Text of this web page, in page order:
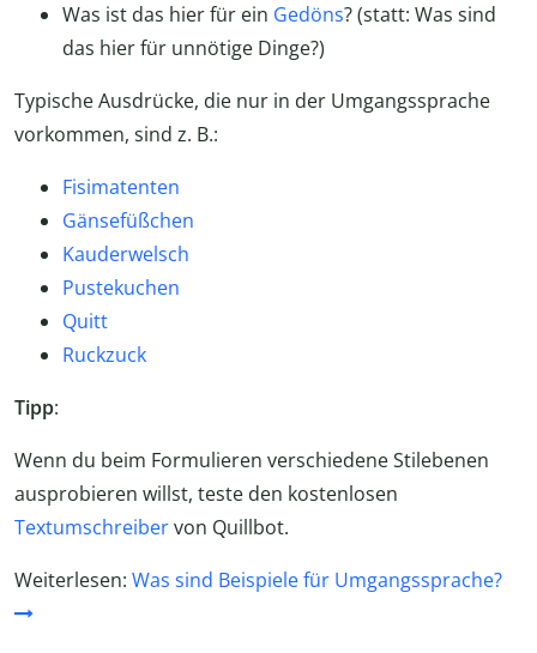
Was ist das hier für ein Gedöns? (statt: Was sind
das hier für unnötige Dinge?)
Typische Ausdrücke, die nur in der Umgangssprache
vorkommen, sind z. B.:
Fisimatenten
Gänsefüßchen
Kauderwelsch
Pustekuchen
Quitt
Ruckzuck
Tipp:
Wenn du beim Formulieren verschiedene Stilebenen
ausprobieren willst, teste den kostenlosen
Textumschreibervon Quillbot.
Weiterlesen: Was sind Beispiele für Umgangssprache?